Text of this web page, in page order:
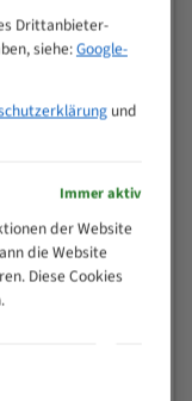
Drittanbieter-
siehe:Google-
und
Immer aktiv
der Website
die Website
Diese Cookies